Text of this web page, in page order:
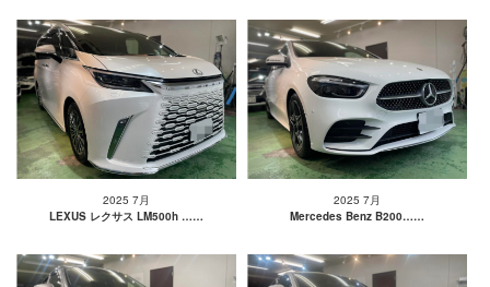
2025 7月
LEXUS レクサス LM500h ……
2025 7月
Mercedes Benz B200……